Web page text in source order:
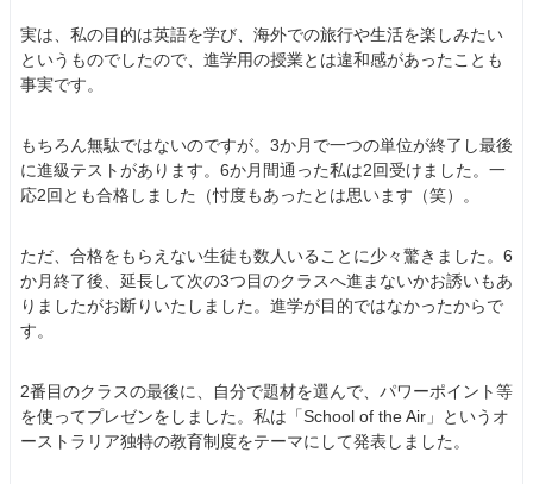
実は、私の目的は英語を学び、海外での旅行や生活を楽しみたい
というものでしたので、進学用の授業とは違和感があったことも
事実です。
もちろん無駄ではないのですが。3か月で一つの単位が終了し最後
に進級テストがあります。6か月間通った私は2回受けました。一
応2回とも合格しました（忖度もあったとは思います（笑）。
ただ、合格をもらえない生徒も数人いることに少々驚きました。6
か月終了後、延長して次の3つ目のクラスへ進まないかお誘いもあ
りましたがお断りいたしました。進学が目的ではなかったからで
す。
2番目のクラスの最後に、自分で題材を選んで、パワーポイント等
を使ってプレゼンをしました。私は「School of the Air」というオ
ーストラリア独特の教育制度をテーマにして発表しました。